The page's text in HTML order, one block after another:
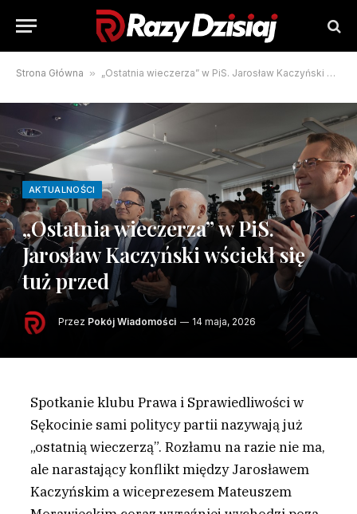
Strona Główna » „Ostatnia wieczerza” w PiS. Jarosław Kaczyński wściekł się tuż przed
AKTUALNOŚCI
„Ostatnia wieczerza” w PiS.
Jarosław Kaczyński wściekł się
tuż przed
Przez Pokój Wiadomości 14 maja, 2026
Spotkanie klubu Prawa i Sprawiedliwości w
Sękocinie sami politycy partii nazywają już
„ostatnią wieczerzą”. Rozłamu na razie nie ma,
ale narastający konflikt między Jarosławem
Kaczyńskim a wiceprezesem Mateuszem